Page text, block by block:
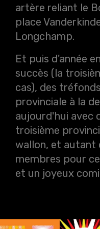
artère reliant le
place
Longchamp.
Et puis d'année
succès (la
cas), des
provinciale à la
aujourd'hui avec
troisième
wallon, et autant
membres pour
et un joyeux